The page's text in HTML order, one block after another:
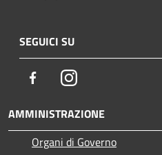
SEGUICI SU
FacebookInstagram
AMMINISTRAZIONE
Organi di Governo